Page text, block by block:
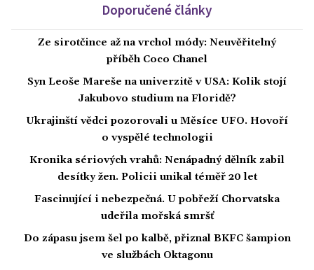
Doporučené články
Ze sirotčince až na vrchol módy: Neuvěřitelný
příběh Coco Chanel
Syn Leoše Mareše na univerzitě v USA: Kolik stojí
Jakubovo studium na Floridě?
Ukrajinští vědci pozorovali u Měsíce UFO. Hovoří
o vyspělé technologii
Kronika sériových vrahů: Nenápadný dělník zabil
desítky žen. Policii unikal téměř 20 let
Fascinující i nebezpečná. U pobřeží Chorvatska
udeřila mořská smršť
Do zápasu jsem šel po kalbě, přiznal BKFC šampion
ve službách Oktagonu